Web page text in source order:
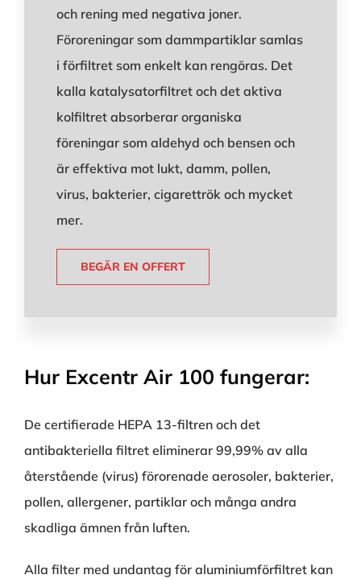
och rening med negativa joner.
Föroreningar som dammpartiklar samlas
i förfiltret som enkelt kan rengöras. Det
kalla katalysatorfiltret och det aktiva
kolfiltret absorberar organiska
föreningar som aldehyd och bensen och
är effektiva mot lukt, damm, pollen,
virus, bakterier, cigarettrök och mycket
mer.
BEGÄR EN OFFERT
Hur Excentr Air 100 fungerar:
De certifierade HEPA 13-filtren och det
antibakteriella filtret eliminerar 99,99% av alla
återstående (virus) förorenade aerosoler, bakterier,
pollen, allergener, partiklar och många andra
skadliga ämnen från luften.
Alla filter med undantag för aluminiumförfiltret kan